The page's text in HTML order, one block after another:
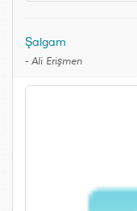
Şalgam
- Ali Erişmen